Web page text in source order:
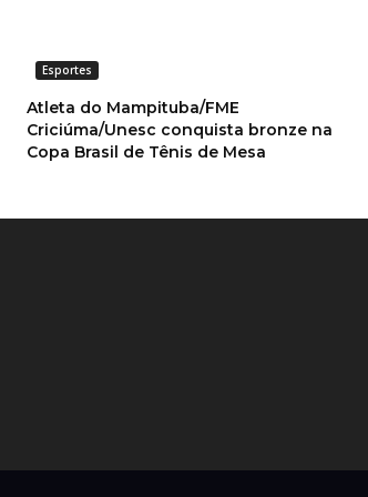
Esportes
Atleta do Mampituba/FME
Criciúma/Unesc conquista bronze na
Copa Brasil de Tênis de Mesa